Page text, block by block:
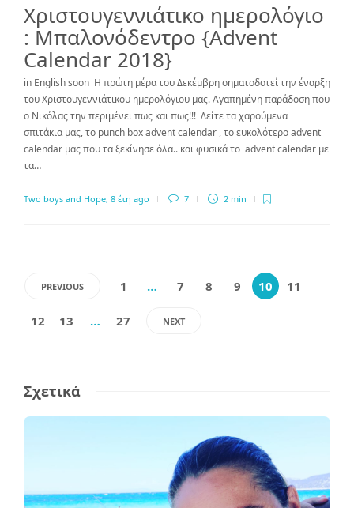
Χριστουγεννιάτικο ημερολόγιο
: Μπαλονόδεντρο {Advent
Calendar 2018}
in English soon Η πρώτη μέρα του Δεκέμβρη σηματοδοτεί την έναρξη
του Χριστουγεννιάτικου ημερολόγιου μας. Αγαπημένη παράδοση που
ο Νικόλας την περιμένει πως και πως!!! Δείτε τα χαρούμενα
σπιτάκια μας, το punch box advent calendar , το ευκολότερο advent
calendar μας που τα ξεκίνησε όλα.. και φυσικά το advent calendar με
τα…
Two boys and Hope, 8 έτη ago 7 2 min
PREVIOUS 1 … 7 8 9 10 11
12 13 … 27 NEXT
Σχετικά